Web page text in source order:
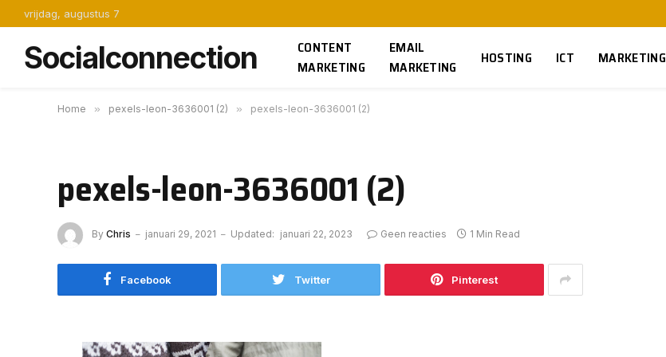
vrijdag, augustus 7
Socialconnection
CONTENT
MARKETING
EMAIL
MARKETING
HOSTING ICT MARKETING
Home » pexels-leon-3636001 (2) » pexels-leon-3636001 (2)
pexels-leon-3636001 (2)
By Chris januari 29, 2021 Updated: januari 22, 2023 Geen reacties 1 Min Read
Facebook Twitter Pinterest